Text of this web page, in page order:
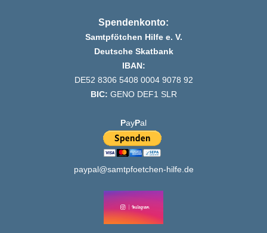
Spendenkonto:
Samtpfötchen Hilfe e. V.
Deutsche Skatbank
IBAN:
DE52 8306 5408 0004 9078 92
BIC: GENO DEF1 SLR
PayPal
paypal@samtpfoetchen-hilfe.de